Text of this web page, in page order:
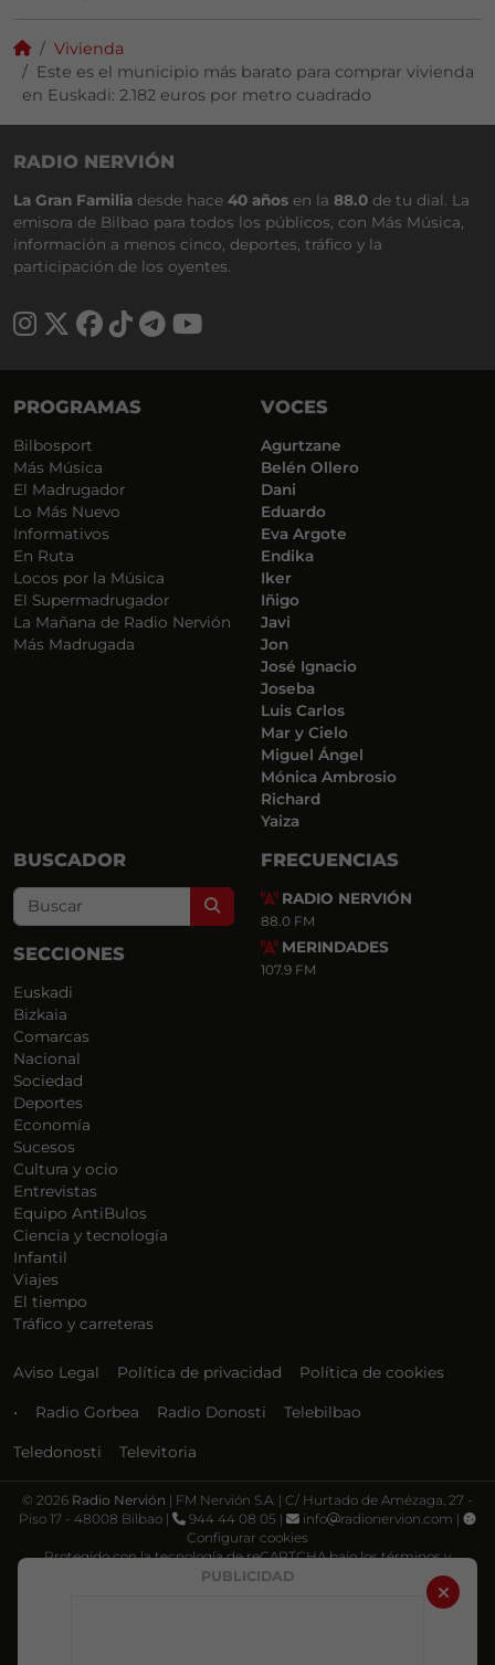
PUBLICIDAD
Vivienda
Este es el municipio más barato para comprar vivienda
en Euskadi: 2.182 euros por metro cuadrado
RADIO NERVIÓN
La Gran Familia desde hace 40 años en la 88.0 de tu dial. La
emisora de Bilbao para todos los públicos, con Más Música,
información a menos cinco, deportes, tráfico y la
participación de los oyentes.
PROGRAMAS
Bilbosport
Más Música
El Madrugador
Lo Más Nuevo
Informativos
En Ruta
Locos por la Música
El Supermadrugador
La Mañana de Radio Nervión
Más Madrugada
VOCES
Agurtzane
Belén Ollero
Dani
Eduardo
Eva Argote
Endika
Iker
Iñigo
Javi
Jon
José Ignacio
Joseba
Luis Carlos
Mar y Cielo
Miguel Ángel
Mónica Ambrosio
Richard
Yaiza
BUSCADOR
Search
SECCIONES
Euskadi
Bizkaia
Comarcas
Nacional
Sociedad
Deportes
Economía
Sucesos
Cultura y ocio
Entrevistas
Equipo AntiBulos
Ciencia y tecnología
Infantil
Viajes
El tiempo
Tráfico y carreteras
FRECUENCIAS
RADIO NERVIÓN
88.0 FM
MERINDADES
107.9 FM
Aviso Legal Política de privacidad Política de cookies
• Radio Gorbea Radio Donosti Telebilbao
Teledonosti Televitoria
© 2026 Radio Nervión | FM Nervión S.A. | C/ Hurtado de Amézaga, 27 -
Piso 17 - 48008 Bilbao |
944 44 08 05 | info
radionervion.com |
Configurar cookies
Protegido con la tecnología de reCAPTCHA bajo los términos y
Política de privacidad Términos de servicio